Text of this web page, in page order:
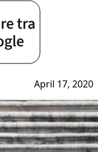
April 17, 2020